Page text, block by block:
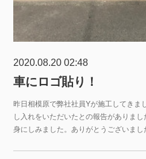
2020.08.20 02:48
車にロゴ貼り！
昨日相模原で弊社社員Yが施工してきま
し入れをいただいたとの報告がありま
身にしみました。ありがとうございま